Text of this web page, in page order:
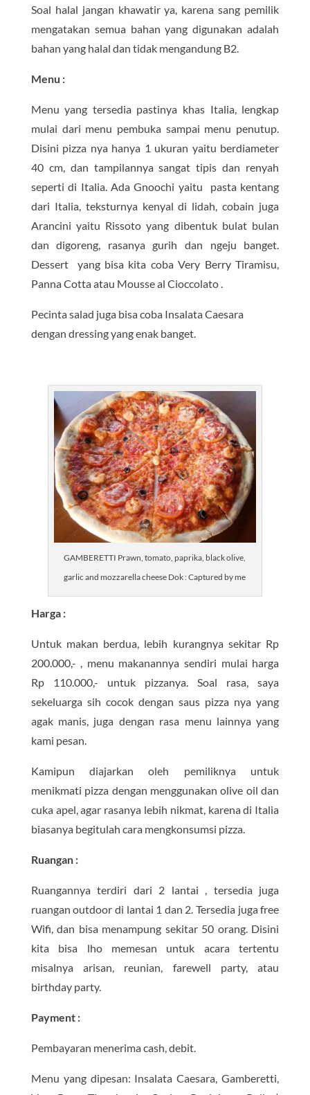
Soal halal jangan khawatir ya, karena sang pemilik
mengatakan semua bahan yang digunakan adalah
bahan yang halal dan tidak mengandung B2.
Menu :
Menu yang tersedia pastinya khas Italia, lengkap
mulai dari menu pembuka sampai menu penutup.
Disini pizza nya hanya 1 ukuran yaitu berdiameter
40 cm, dan tampilannya sangat tipis dan renyah
seperti di Italia. Ada Gnoochi yaitu pasta kentang
dari Italia, teksturnya kenyal di lidah, cobain juga
Arancini yaitu Rissoto yang dibentuk bulat bulan
dan digoreng, rasanya gurih dan ngeju banget.
Dessert yang bisa kita coba Very Berry Tiramisu,
Panna Cotta atau Mousse al Cioccolato .
Pecinta salad juga bisa coba Insalata Caesara
dengan dressing yang enak banget.
GAMBERETTI Prawn, tomato, paprika, black olive,
garlic and mozzarella cheese Dok : Captured by me
Harga :
Untuk makan berdua, lebih kurangnya sekitar Rp
200.000,- , menu makanannya sendiri mulai harga
Rp 110.000,- untuk pizzanya. Soal rasa, saya
sekeluarga sih cocok dengan saus pizza nya yang
agak manis, juga dengan rasa menu lainnya yang
kami pesan.
Kamipun diajarkan oleh pemiliknya untuk
menikmati pizza dengan menggunakan olive oil dan
cuka apel, agar rasanya lebih nikmat, karena di Italia
biasanya begitulah cara mengkonsumsi pizza.
Ruangan :
Ruangannya terdiri dari 2 lantai , tersedia juga
ruangan outdoor di lantai 1 dan 2. Tersedia juga free
Wifi, dan bisa menampung sekitar 50 orang. Disini
kita bisa lho memesan untuk acara tertentu
misalnya arisan, reunian, farewell party, atau
birthday party.
Payment :
Pembayaran menerima cash, debit.
Menu yang dipesan: Insalata Caesara, Gamberetti,